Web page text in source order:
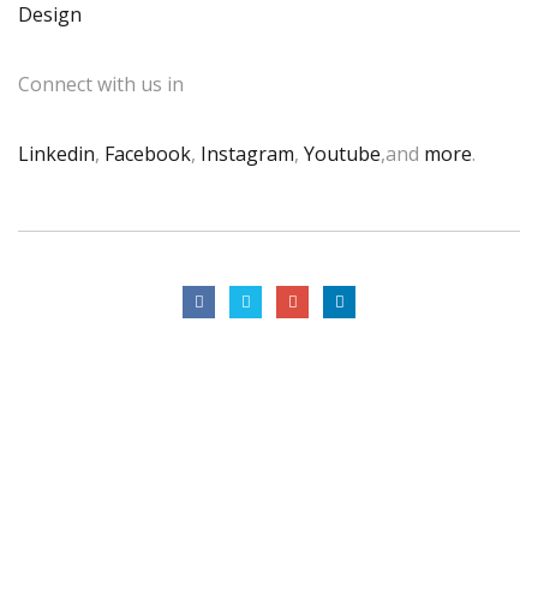
Design
Connect with us in
Linkedin, Facebook, Instagram, Youtube,and more.